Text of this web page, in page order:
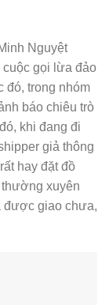
Nguyệt
cuộc gọi lừa đảo
đó, trong nhóm
báo chiêu trò
khi đang đi
giả thông
hay đặt đồ
xuyên
được giao chưa,